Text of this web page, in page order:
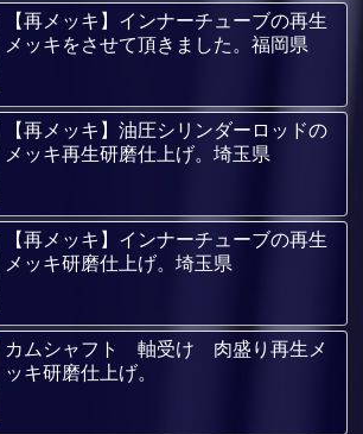
【再メッキ】インナーチューブの再生
メッキをさせて頂きました。福岡県
【再メッキ】油圧シリンダーロッドの
メッキ再生研磨仕上げ。埼玉県
【再メッキ】インナーチューブの再生
メッキ研磨仕上げ。埼玉県
カムシャフト 軸受け 肉盛り再生メ
ッキ研磨仕上げ。